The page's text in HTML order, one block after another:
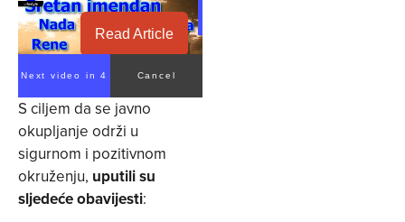
Read Article
Next video in 3 Cancel
S ciljem da se javno
okupljanje održi u
sigurnom i pozitivnom
okruženju, uputili su
sljedeće obavijesti: